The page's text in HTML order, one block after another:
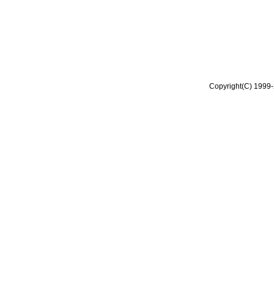
Copyright(C)